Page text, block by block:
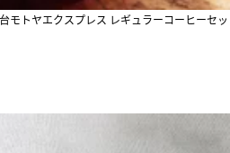
モトヤエクスプレス レギュラーコーヒーセッ